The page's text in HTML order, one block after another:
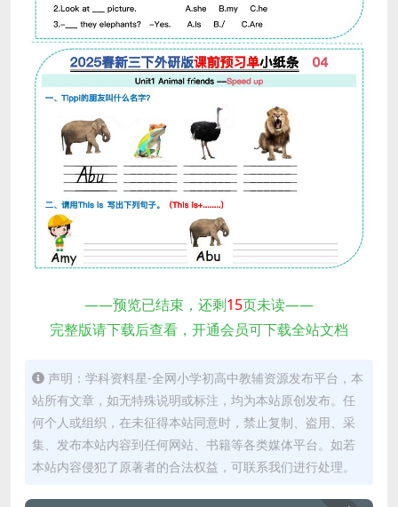
——预览已结束，还剩15页未读——
完整版请下载后查看，开通会员可下载全站文档
声明：学科资料星-全网小学初高中教辅资源发布平台，本
站所有文章，如无特殊说明或标注，均为本站原创发布。任
何个人或组织，在未征得本站同意时，禁止复制、盗用、采
集、发布本站内容到任何网站、书籍等各类媒体平台。如若
本站内容侵犯了原著者的合法权益，可联系我们进行处理。